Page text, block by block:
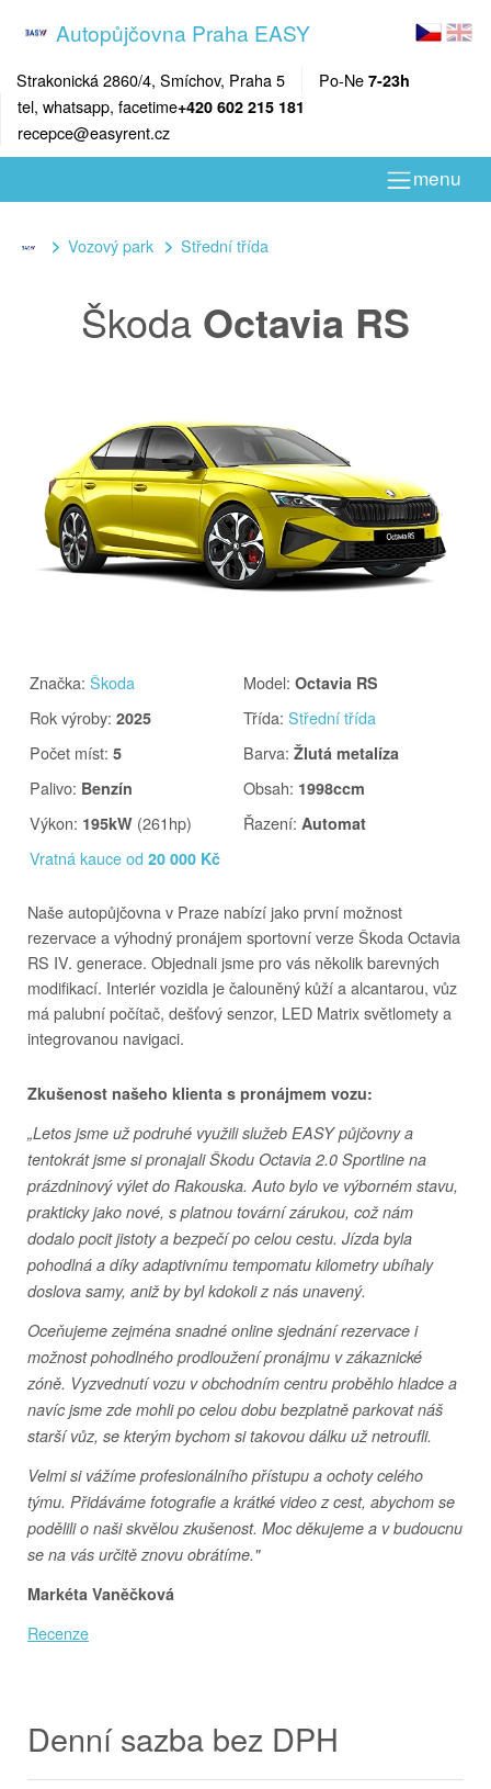
Autopůjčovna Praha EASY
Strakonická 2860/4, Smíchov, Praha 5 Po-Ne 7-23h
tel, whatsapp, facetime+420 602 215 181
recepce@easyrent.cz
menu
Vozový park Střední třída
Škoda Octavia RS
Značka: Škoda Model:Octavia RS
Rok výroby: 2025 Třída:Střední třída
Počet míst: 5 Barva:Žlutá metalíza
Palivo: Benzín Obsah: 1998ccm
Výkon: 195kW (261hp) Řazení: Automat
Vratná kauce od 20 000 Kč
Naše autopůjčovna v Praze nabízí jako první možnost
rezervace a výhodný pronájem sportovní verze Škoda Octavia
RS IV. generace. Objednali jsme pro vás několik barevných
modifikací. Interiér vozidla je čalouněný kůží a alcantarou, vůz
má palubní počítač, dešťový senzor, LED Matrix světlomety a
integrovanou navigaci.
Zkušenost našeho klienta s pronájmem vozu:
„Letos jsme už podruhé využili služeb EASY půjčovny a
tentokrát jsme si pronajali Škodu Octavia 2.0 Sportline na
prázdninový výlet do Rakouska. Auto bylo ve výborném stavu,
prakticky jako nové, s platnou tovární zárukou, což nám
dodalo pocit jistoty a bezpečí po celou cestu. Jízda byla
pohodlná a díky adaptivnímu tempomatu kilometry ubíhaly
doslova samy, aniž by byl kdokoli z nás unavený.
Oceňujeme zejména snadné online sjednání rezervace i
možnost pohodlného prodloužení pronájmu v zákaznické
zóně. Vyzvednutí vozu v obchodním centru proběhlo hladce a
navíc jsme zde mohli po celou dobu bezplatně parkovat náš
starší vůz, se kterým bychom si takovou dálku už netroufli.
Velmi si vážíme profesionálního přístupu a ochoty celého
týmu. Přidáváme fotografie a krátké video z cest, abychom se
podělili o naši skvělou zkušenost. Moc děkujeme a v budoucnu
se na vás určitě znovu obrátíme."
Markéta Vaněčková
Recenze
Denní sazba bez DPH